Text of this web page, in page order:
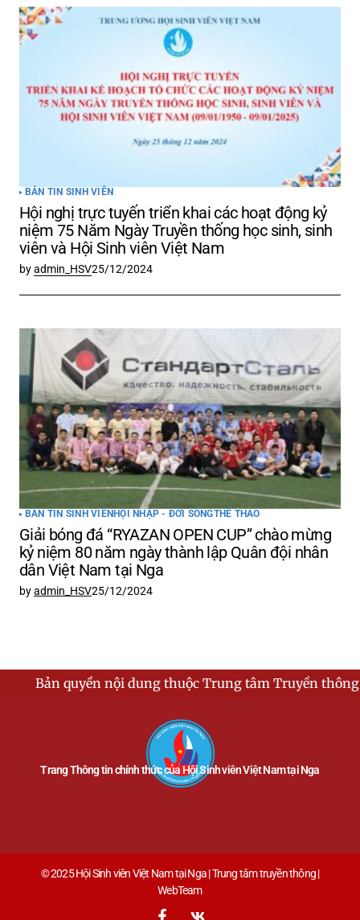
BẢN TIN SINH VIÊN
Hội nghị trực tuyến triển khai các hoạt động kỷ
niệm 75 Năm Ngày Truyền thống học sinh, sinh
viên và Hội Sinh viên Việt Nam
byadmin_HSV25/12/2024
BẢN TIN SINH VIÊNHỘI NHẬP - ĐỜI SỐNGTHỂ THAO
Giải bóng đá “RYAZAN OPEN CUP” chào mừng
kỷ niệm 80 năm ngày thành lập Quân đội nhân
dân Việt Nam tại Nga
byadmin_HSV25/12/2024
nội dung thuộc Trung tâm Truyền thông - Hội Sinh
Trang Thông tin chính thức của Hội Sinh viên Việt Nam tại Nga
© 2025 Hội Sinh viên Việt Nam tại Nga | Trung tâm truyền thông |
WebTeam